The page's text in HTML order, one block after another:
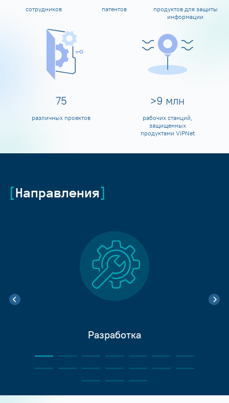
сотрудников патентов
продуктов для защиты
информации
80
различных проектов
>10 млн
рабочих станций,
защищенных
продуктами ViPNet
Направления
Разработка